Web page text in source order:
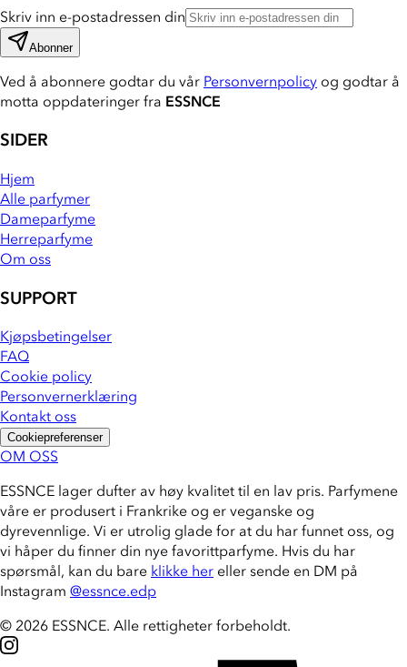
Skriv inn e-postadressen din
Abonner
Ved å abonnere godtar du vår Personvernpolicy og godtar å
motta oppdateringer fra ESSNCE
SIDER
Hjem
Alle parfymer
Dameparfyme
Herreparfyme
Om oss
SUPPORT
Kjøpsbetingelser
FAQ
Cookie policy
Personvernerklæring
Kontakt oss
Cookiepreferenser
OM OSS
ESSNCE lager dufter av høy kvalitet til en lav pris. Parfymene
våre er produsert i Frankrike og er veganske og
dyrevennlige. Vi er utrolig glade for at du har funnet oss, og
vi håper du finner din nye favorittparfyme. Hvis du har
spørsmål, kan du bareklikke her eller sende en DM på
Instagram @essnce.edp
© 2026 ESSNCE. Alle rettigheter forbeholdt.